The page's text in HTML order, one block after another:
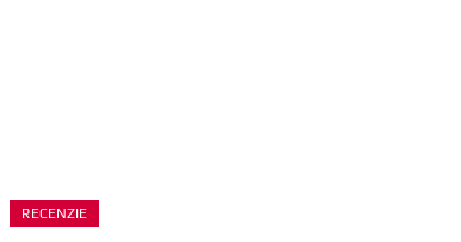
RECENZIE